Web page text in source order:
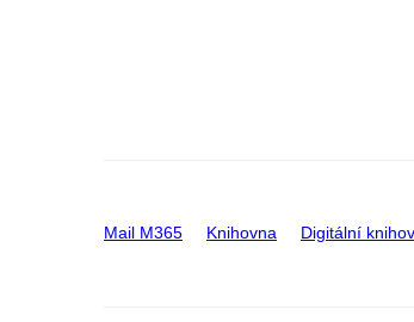
Mail M365 Knihovna Digitální